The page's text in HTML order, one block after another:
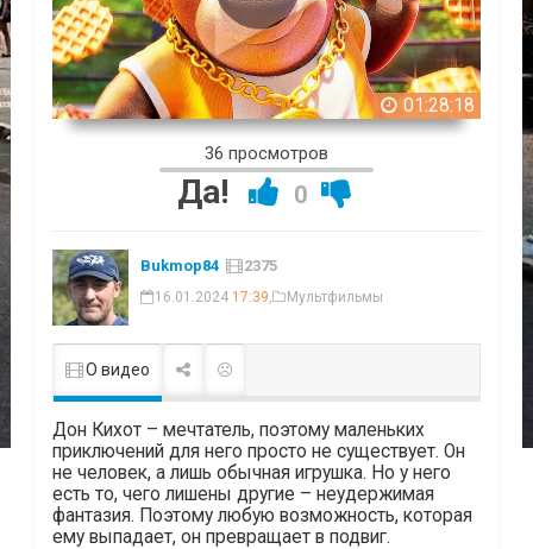
01:28:18
36 просмотров
Да! 0
Bukmop84 2375
16.01.2024 17:39, Мультфильмы
О видео
Дон Кихот – мечтатель, поэтому маленьких
приключений для него просто не существует. Он
не человек, а лишь обычная игрушка. Но у него
есть то, чего лишены другие – неудержимая
фантазия. Поэтому любую возможность, которая
ему выпадает, он превращает в подвиг.